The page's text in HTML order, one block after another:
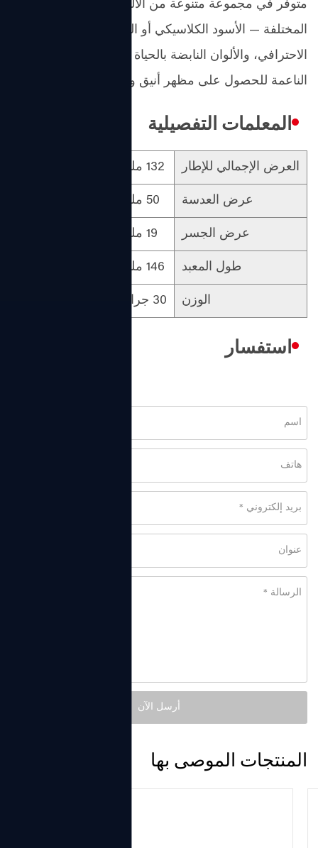
متوفر في مجموعة متنوعة من الألوان لتناسب الأنماط
المختلفة — الأسود الكلاسيكي أو الرمادي للاستخدام
الاحترافي، والألوان النابضة بالحياة لطاقة الشباب، والألوان
الناعمة للحصول على مظهر أنيق ولطيف.
المعلمات التفصيلية
العرض الإجمالي للإطار 132 ملم
عرض العدسة 50 ملم
عرض الجسر 19 ملم
طول المعبد 146 ملم
الوزن 30 جرام
استفسار
المنتجات الموصى بها